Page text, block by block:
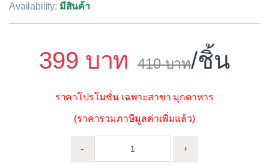
Availability: มีสินค้า
399 410 /ชิ้น
ราคาโปรโมชั่น เฉพาะสาขา มุกดาหาร
(ราคารวมภาษีมูลค่าเพิ่มแล้ว)
- +